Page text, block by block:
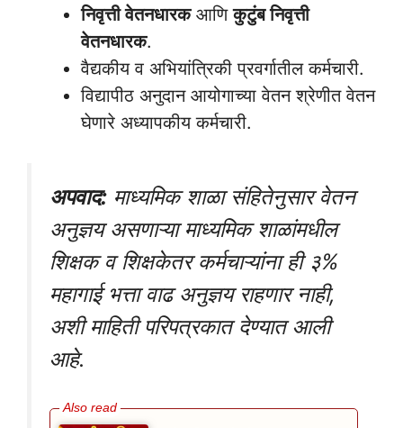
निवृत्ती वेतनधारकआणिकुटुंब निवृत्ती
वेतनधारक.
वैद्यकीय व अभियांत्रिकी प्रवर्गातील कर्मचारी.
विद्यापीठ अनुदान आयोगाच्या वेतन श्रेणीत वेतन
घेणारे अध्यापकीय कर्मचारी.
अपवाद: माध्यमिक शाळा संहितेनुसार वेतन
अनुज्ञय असणाऱ्या माध्यमिक शाळांमधील
शिक्षक व शिक्षकेतर कर्मचाऱ्यांना ही ३%
महागाई भत्ता वाढ अनुज्ञय राहणार नाही,
अशी माहिती परिपत्रकात देण्यात आली
आहे.